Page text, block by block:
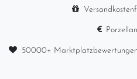
50000+ Marktplatzbewertungen